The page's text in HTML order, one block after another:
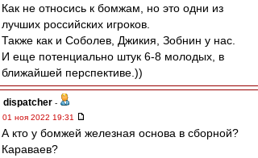
Как не относись к бомжам, но это одни из
лучших российских игроков.
Также как и Соболев, Джикия, Зобнин у нас.
И еще потенциально штук 6-8 молодых, в
ближайшей перспективе.))
dispatcher -
01 ноя 2022 19:31
А кто у бомжей железная основа в сборной?
Караваев?